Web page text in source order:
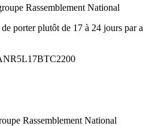
Rassemblement National
de porter plutôt de 17 à 24 jours
Rassemblement National